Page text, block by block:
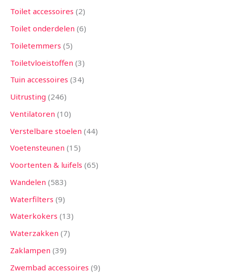
Toilet accessoires 2
Toilet onderdelen 6
Toiletemmers 5
Toiletvloeistoffen 3
Tuin accessoires 34
Uitrusting 246
Ventilatoren 10
Verstelbare stoelen 44
Voetensteunen 15
Voortenten & luifels 65
Wandelen 583
Waterfilters 9
Waterkokers 13
Waterzakken 7
Zaklampen 39
Zwembad accessoires 9